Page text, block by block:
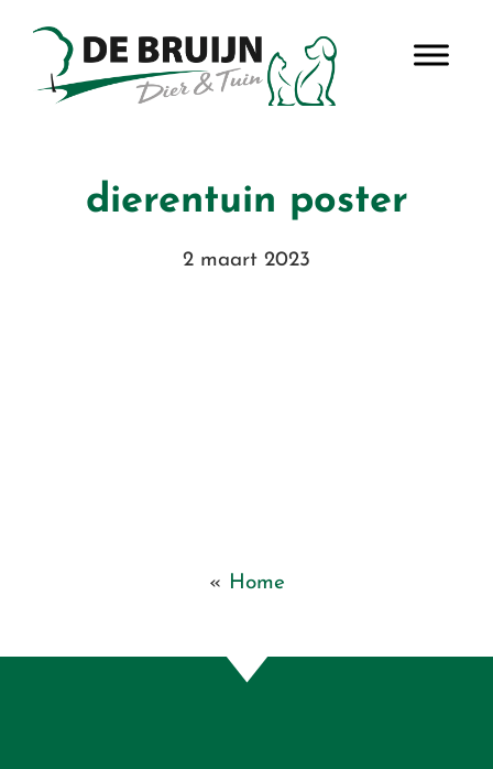
naar
de
De Bruijn Dier en
Tuin
dierentuin poster
2 maart 2023
« Home